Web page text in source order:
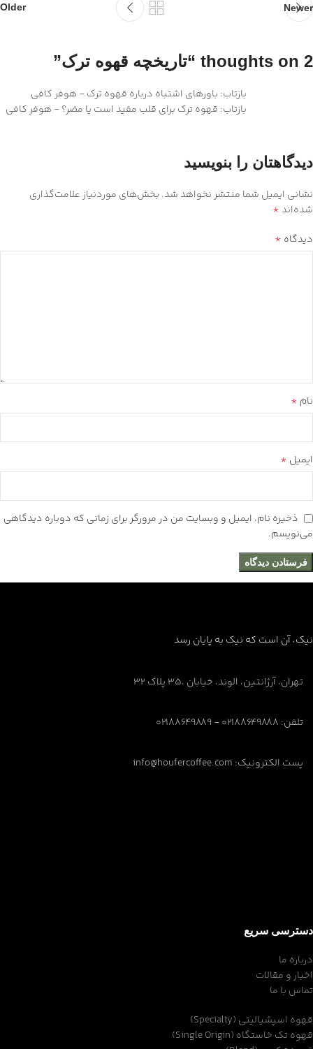
Newer
Older
2 thoughts on “ تاریخچه قهوه ترک”
بازتاب: باورهای اشتباه درباره قهوه ترک - هوفر کافی
بازتاب: قهوه ترک برای قلب مفید است یا مضر؟ - هوفر کافی
دیدگاهتان را بنویسید
نشانی ایمیل شما منتشر نخواهد شد. بخش‌های موردنیاز علامت‌گذاری
شده‌اند *
دیدگاه *
نام *
ایمیل *
ذخیره نام، ایمیل و وبسایت من در مرورگر برای زمانی که دوباره دیدگاهی
می‌نویسم.
نیک، آن است که نیک به پایان رسد
تهران، آرژانتین، الوند، خیابان ،۳۵ پلاک ۳۲
تلفن: ۰۲۱۸۸۶۴۹۸۸۸ - ۰۲۱۸۸۶۴۹۸۸۹
پست الکترونیک: info@houfercoffee.com
دسترسی سریع
درباره ما
اخبار و مقالات
تماس با ما
قهوه اسپشیالیتی (Specialty)
قهوه تک خاستگاه (Single Origin)